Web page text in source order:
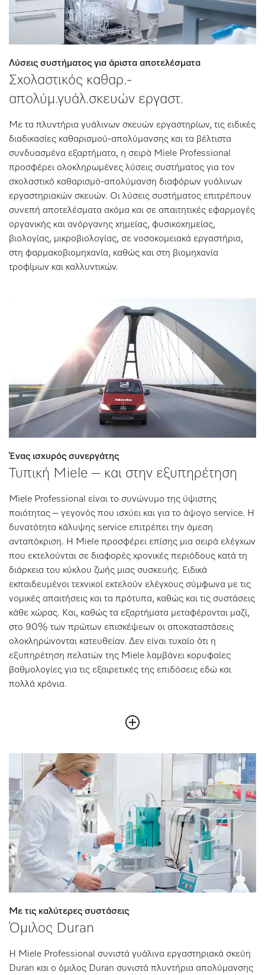
Λύσεις συστήματος για άριστα αποτελέσματα
Σχολαστικός καθαρ.-
απολύμ.γυάλ.σκευών εργαστ.
Με τα πλυντήρια γυάλινων σκευών εργαστηρίων, τις ειδικές
διαδικασίες καθαρισμού-απολύμανσης και τα βέλτιστα
συνδυασμένα εξαρτήματα, η σειρά Miele Professional
προσφέρει ολοκληρωμένες λύσεις συστήματος για τον
σχολαστικό καθαρισμό-απολύμανση διαφόρων γυάλινων
εργαστηριακών σκευών. Οι λύσεις συστήματος επιτρέπουν
συνεπή αποτελέσματα ακόμα και σε απαιτητικές εφαρμογές
οργανικής και ανόργανης χημείας, φυσικοχημείας,
βιολογίας, μικροβιολογίας, σε νοσοκομειακά εργαστήρια,
στη φαρμακοβιομηχανία, καθώς και στη βιομηχανία
τροφίμων και καλλυντικών.
Ένας ισχυρός συνεργάτης
Τυπική Miele – και στην εξυπηρέτηση
Miele Professional είναι το συνώνυμο της ύψιστης
ποιότητας – γεγονός που ισχύει και για το άψογο service. Η
δυνατότητα κάλυψης service επιτρέπει την άμεση
ανταπόκριση. Η Miele προσφέρει επίσης μια σειρά ελέγχων
που εκτελούνται σε διαφορές χρονικές περιόδους κατά τη
διάρκεια του κύκλου ζωής μιας συσκευής. Ειδικά
εκπαιδευμένοι τεχνικοί εκτελούν ελέγχους σύμφωνα με τις
νομικές απαιτήσεις και τα πρότυπα, καθώς και τις συστάσεις
κάθε χώρας. Και, καθώς τα εξαρτήματα μεταφέρονται μαζί,
στο 90% των πρώτων επισκέψεων οι αποκαταστάσεις
ολοκληρώνονται κατευθείαν. Δεν είναι τυχαίο ότι η
εξυπηρέτηση πελατών της Miele λαμβάνει κορυφαίες
βαθμολογίες για τις εξαιρετικές της επιδόσεις εδώ και
πολλά χρόνια.
Με τις καλύτερες συστάσεις
Όμιλος Duran
Η Miele Professional συνιστά γυάλινα εργαστηριακά σκεύη
Duran και ο όμιλος Duran συνιστά πλυντήρια απολύμανσης